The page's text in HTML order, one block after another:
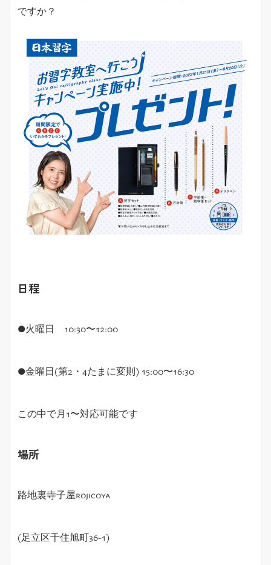
ですか？
日程
●火曜日 10:30〜12:00
●金曜日(第2・4たまに変則) 15:00〜16:30
この中で月1〜対応可能です
場所
路地裏寺子屋rojicoya
(足立区千住旭町36-1)